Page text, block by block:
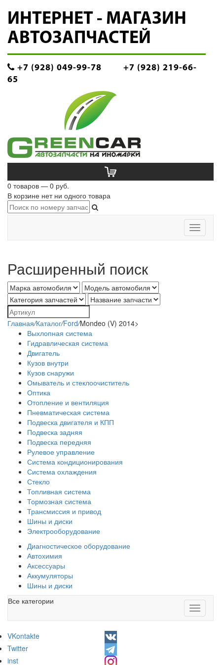
ИНТЕРНЕТ - МАГАЗИН
АВТОЗАПЧАСТЕЙ
+7 (928) 049-99-78
+7 (928) 219-66-
65
0 товаров — 0 руб.
В корзине нет ни одного товара
Toggle
Расширенный поиск
Главная/Каталог/Ford/Mondeo (V) 2014>
Выхлопная система
Гидравлическая система
Двигатель
Кузов внутри
Кузов снаружи
Омыватель и стеклоочиститель
Оптика
Отопление и вентиляция
Пневматическая система
Подвеска двигателя и КПП
Подвеска задняя
Подвеска передняя
Рулевое управление
Система кондиционирования
Система охлаждения
Стекло
Топливная система
Тормозная система
Трансмиссия и привод
Шины и диски
Электрооборудование
Диагностическое оборудование
Автохимия
Аксессуары
Аккумуляторы
Шины и диски
Toggle
Все категории
VKontakte
Twitter
inst